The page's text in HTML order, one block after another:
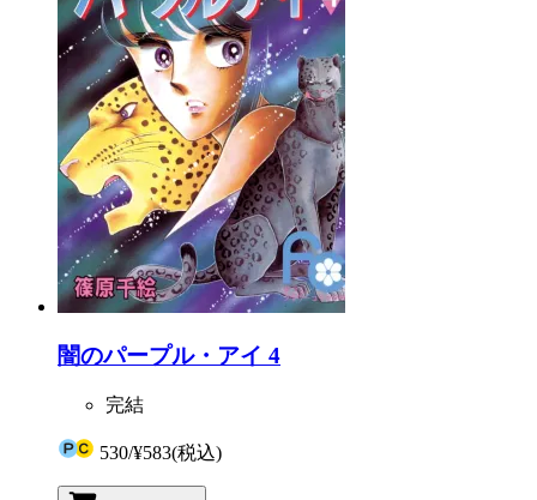
闇のパープル・アイ 4
完結
530/¥583(税込)